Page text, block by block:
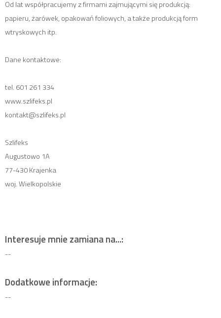
Od lat współpracujemy z firmami zajmującymi się produkcją:
papieru, żarówek, opakowań foliowych, a także produkcją form
wtryskowych itp.
Dane kontaktowe:
tel. 601 261 334
www.szlifeks.pl
kontakt@szlifeks.pl
Szlifeks
Augustowo 1A
77-430 Krajenka
woj. Wielkopolskie
Interesuje mnie zamiana na...:
--
Dodatkowe informacje:
--